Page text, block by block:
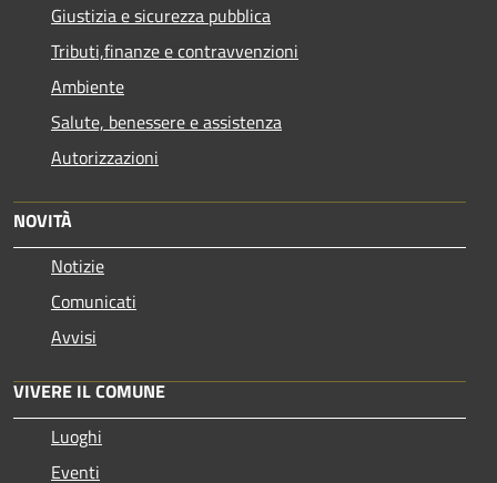
Giustizia e sicurezza pubblica
Tributi,finanze e contravvenzioni
Ambiente
Salute, benessere e assistenza
Autorizzazioni
NOVITÀ
Notizie
Comunicati
Avvisi
VIVERE IL COMUNE
Luoghi
Eventi